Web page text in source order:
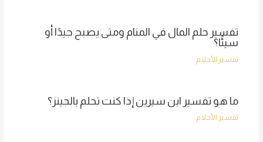
تفسير حلم المال في المنام ومتى يصبح جيدًا أو
سيئًا؟
تفسير الأحلام
ما هو تفسير ابن سيرين إذا كنت تحلم بالجينز؟
تفسير الأحلام